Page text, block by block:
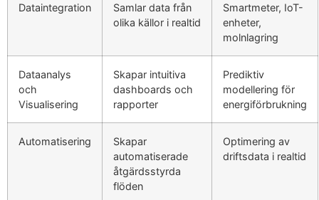
Dataintegration
Samlar data från
olika källor i realtid
Smartmeter, IoT-
enheter,
molnlagring
Dataanalys
och
Visualisering
Skapar intuitiva
dashboards och
rapporter
Prediktiv
modellering för
energiförbrukning
Automatisering
Skapar
automatiserade
åtgärdsstyrda
flöden
Optimering av
driftsdata i realtid